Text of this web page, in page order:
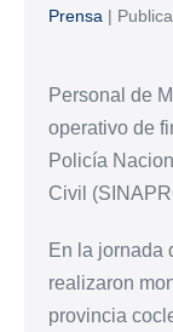
Prensa |
Personal de
operativo de
Policía
Civil
En la jornada
realizaron
provincia